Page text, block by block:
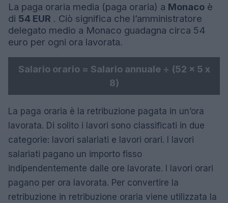
La paga oraria media (paga oraria) a Monaco è
di 54 EUR . Ciò significa che l’amministratore
delegato medio a Monaco guadagna circa 54
euro per ogni ora lavorata.
Salario orario = Salario annuale ÷ (52 x 5 x
8)
La paga oraria è la retribuzione pagata in un’ora
lavorata. Di solito i lavori sono classificati in due
categorie: lavori salariati e lavori orari. I lavori
salariati pagano un importo fisso
indipendentemente dalle ore lavorate. I lavori orari
pagano per ora lavorata. Per convertire la
retribuzione in retribuzione oraria viene utilizzata la